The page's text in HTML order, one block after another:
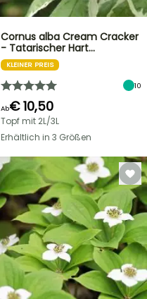
Cornus alba Cream Cracker
- Tatarischer Hart…
KLEINER PREIS
10
Ab€ 10,50
Topf mit 2L/3L
Erhältlich in 3 Größen